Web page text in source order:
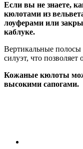
Если вы не знаете,
кюлотами из
лоуферами или
каблуке.
Вертикальные полосы
силуэт, что
Кожаные кюлоты
высокими сапогами.